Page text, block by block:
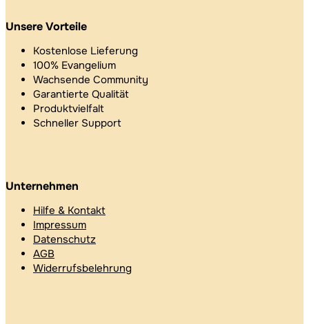
Unsere Vorteile
Kostenlose Lieferung
100% Evangelium
Wachsende Community
Garantierte Qualität
Produktvielfalt
Schneller Support
Unternehmen
Hilfe & Kontakt
Impressum
Datenschutz
AGB
Widerrufsbelehrung